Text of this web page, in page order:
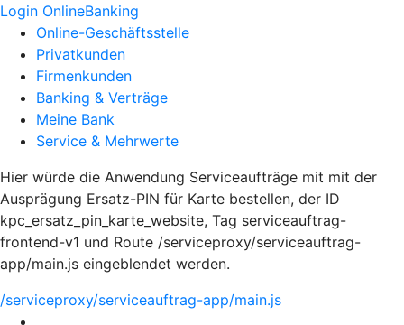
Login OnlineBanking
Online-Geschäftsstelle
Privatkunden
Firmenkunden
Banking & Verträge
Meine Bank
Service & Mehrwerte
Hier würde die Anwendung Serviceaufträge mit mit der
Ausprägung Ersatz-PIN für Karte bestellen, der ID
kpc_ersatz_pin_karte_website, Tag serviceauftrag-
frontend-v1 und Route /serviceproxy/serviceauftrag-
app/main.js eingeblendet werden.
/serviceproxy/serviceauftrag-app/main.js